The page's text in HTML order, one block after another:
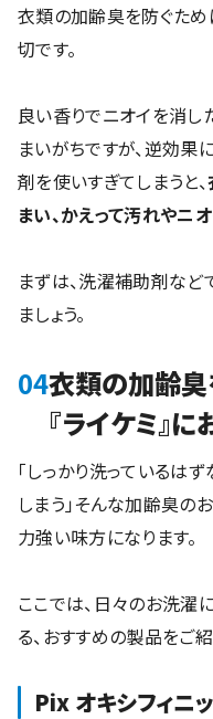
衣類の加齢臭を防ぐため
切です。
良い香りでニオイを消し
まいがちですが、逆効果
剤を使いすぎてしまうと、
まい、かえって汚れやニ
まずは、洗濯補助剤な
ましょう。
04衣類の加齢臭
『ライケミ』に
「しっかり洗っているは
しまう」そんな加齢臭の
力強い味方になります。
ここでは、日々のお洗濯
る、おすすめの製品をご紹
Pix オキシフィニ